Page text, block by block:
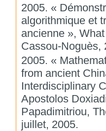
2005. «
algorithmique et
ancienne »,
Cassou-Noguès,
2005. «
from ancient
Interdisciplinary
Apostolos
Papadimitriou,
juillet, 2005.